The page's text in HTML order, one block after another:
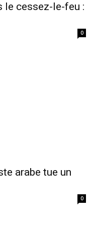
le cessez-le-feu :
0
arabe tue un
0